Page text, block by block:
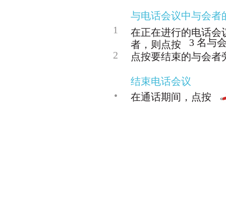
与电话会议中与会者
1
在正在进行的电话会
者，则点按
3 名与
2
点按要结束的与会者
结束电话会议
•
在通话期间，点按